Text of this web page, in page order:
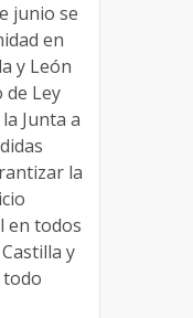
junio se
en
y León
Ley
Junta a
la
en todos
y